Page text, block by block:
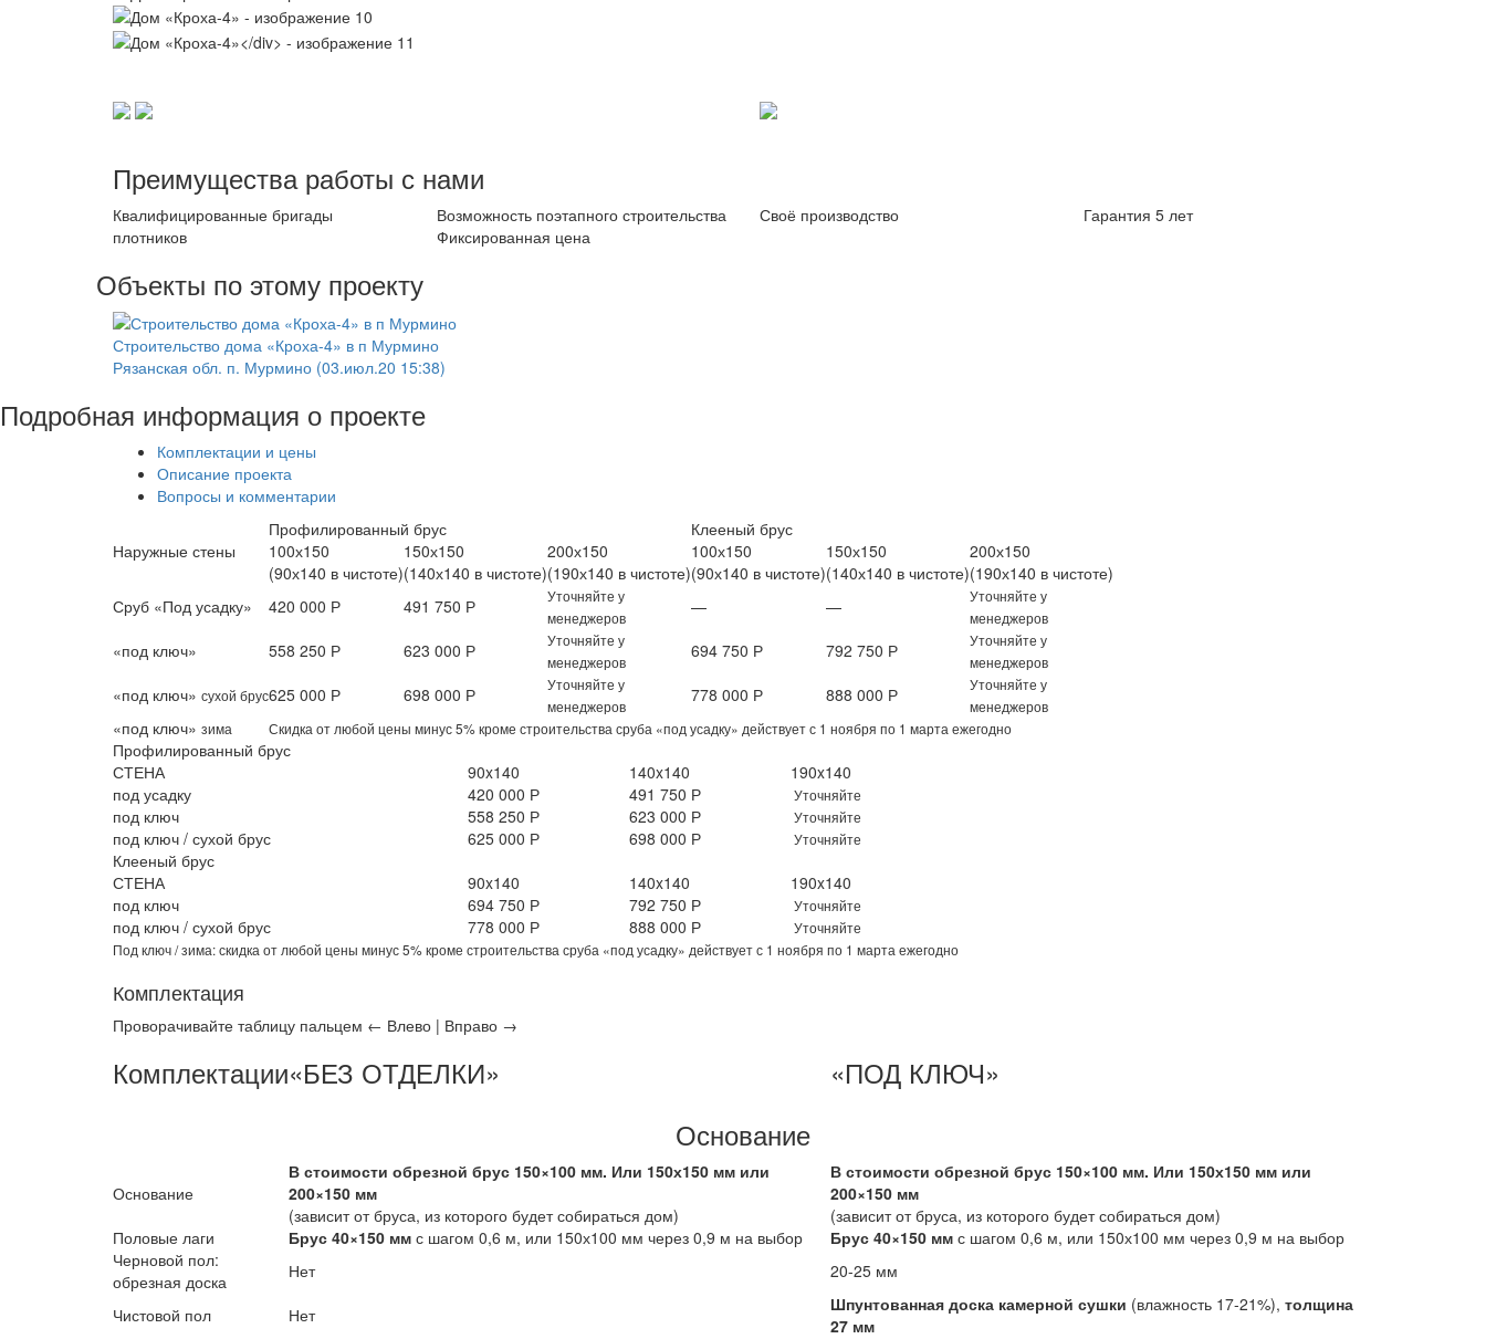
Преимущества работы с нами
Квалифицированные бригады
плотников
Возможность поэтапного строительства Своё производство
Гарантия 5 лет
Фиксированная цена
Объекты по этому проекту
Строительство дома «Кроха-4» в п Мурмино
Рязанская обл. п. Мурмино (03.июл.20 15:38)
Подробная информация о проекте
Комплектации и цены
Описание проекта
Вопросы и комментарии
Наружные стены
Профилированный брус
Клееный брус
100х150
(90х140 в чистоте)
150х150
(140х140 в чистоте)
200х150
(190х140 в чистоте)
100х150
(90х140 в чистоте)
150х150
(140х140 в чистоте)
200х150
(190х140 в чистоте)
Сруб «Под усадку»
420 000 Р 491 750 Р
Уточняйте у
менеджеров
— —
Уточняйте у
менеджеров
«под ключ» 558 250 Р 623 000 Р
Уточняйте у
менеджеров
694 750 Р 792 750 Р
Уточняйте у
менеджеров
«под ключ» сухой брус625 000 Р 698 000 Р
Уточняйте у
менеджеров
778 000 Р 888 000 Р
Уточняйте у
менеджеров
«под ключ» зима Скидка от любой цены минус 5% кроме строительства сруба «под усадку» действует с 1 ноября по 1 марта ежегодно
Профилированный брус
СТЕНА
90x140 140x140
190x140
под усадку
420 000 Р 491 750 Р Уточняйте
под ключ 558 250 Р 623 000 Р Уточняйте
под ключ / сухой брус 625 000 Р 698 000 Р Уточняйте
Клееный брус
СТЕНА
90x140 140x140
190x140
под ключ
694 750 Р 792 750 Р Уточняйте
под ключ / сухой брус 778 000 Р 888 000 Р
Уточняйте
Под ключ / зима: скидка от любой цены минус 5% кроме строительства сруба «под усадку» действует с 1 ноября по 1 марта ежегодно
Комплектация
Проворачивайте таблицу пальцем ← Влево | Вправо →
Комплектации«БЕЗ ОТДЕЛКИ»
«ПОД КЛЮЧ»
Основание
Основание
В стоимости обрезной брус 150×100 мм. Или 150х150 мм или
200×150 мм
(зависит от бруса, из которого будет собираться дом)
В стоимости обрезной брус 150×100 мм. Или 150х150 мм или
200×150 мм
(зависит от бруса, из которого будет собираться дом)
Половые лаги
Брус 40×150 мм с шагом 0,6 м, или 150х100 мм через 0,9 м на выбор Брус 40×150 мм с шагом 0,6 м, или 150х100 мм через 0,9 м на выбор
Черновой пол:
обрезная доска
Нет
20-25 мм
Чистовой пол
Нет Шпунтованная доска камерной сушки (влажность 17-21%), толщина
27 мм